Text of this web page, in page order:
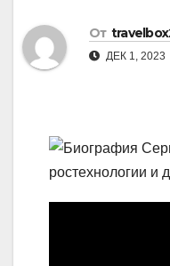
От
ДЕК 1, 2023